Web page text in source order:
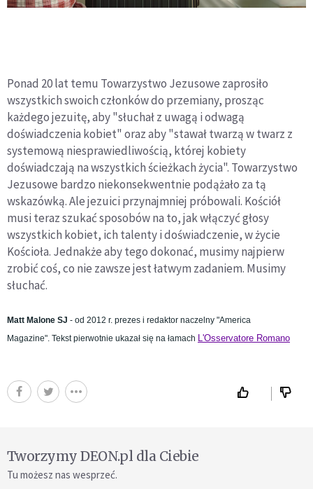
Ponad 20 lat temu Towarzystwo Jezusowe zaprosiło
wszystkich swoich członków do przemiany, prosząc
każdego jezuitę, aby "słuchał z uwagą i odwagą
doświadczenia kobiet" oraz aby "stawał twarzą w twarz z
systemową niesprawiedliwością, której kobiety
doświadczają na wszystkich ścieżkach życia". Towarzystwo
Jezusowe bardzo niekonsekwentnie podążało za tą
wskazówką. Ale jezuici przynajmniej próbowali. Kościół
musi teraz szukać sposobów na to, jak włączyć głosy
wszystkich kobiet, ich talenty i doświadczenie, w życie
Kościoła. Jednakże aby tego dokonać, musimy najpierw
zrobić coś, co nie zawsze jest łatwym zadaniem. Musimy
słuchać.
Matt Malone SJ - od 2012 r. prezes i redaktor naczelny "America
Magazine". Tekst pierwotnie ukazał się na łamach L'Osservatore Romano
Tworzymy DEON.pl dla Ciebie
Tu możesz nas wesprzeć.